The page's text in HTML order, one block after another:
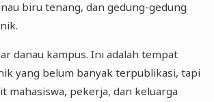
biru tenang, dan gedung-gedung
danau kampus. Ini adalah tempat
yang belum banyak terpublikasi, tapi
mahasiswa, pekerja, dan keluarga